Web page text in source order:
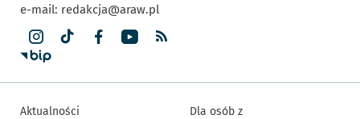
e-mail: redakcja@araw.pl
Aktualności
Dla osób z